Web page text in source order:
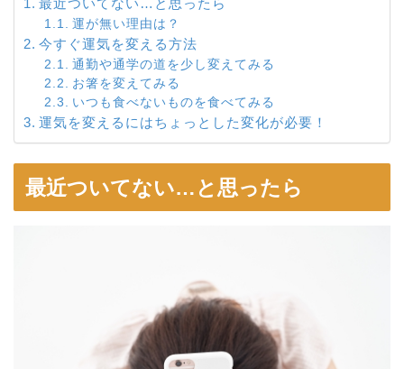
最近ついてない…と思ったら
運が無い理由は？
今すぐ運気を変える方法
通勤や通学の道を少し変えてみる
お箸を変えてみる
いつも食べないものを食べてみる
運気を変えるにはちょっとした変化が必要！
最近ついてない…と思ったら